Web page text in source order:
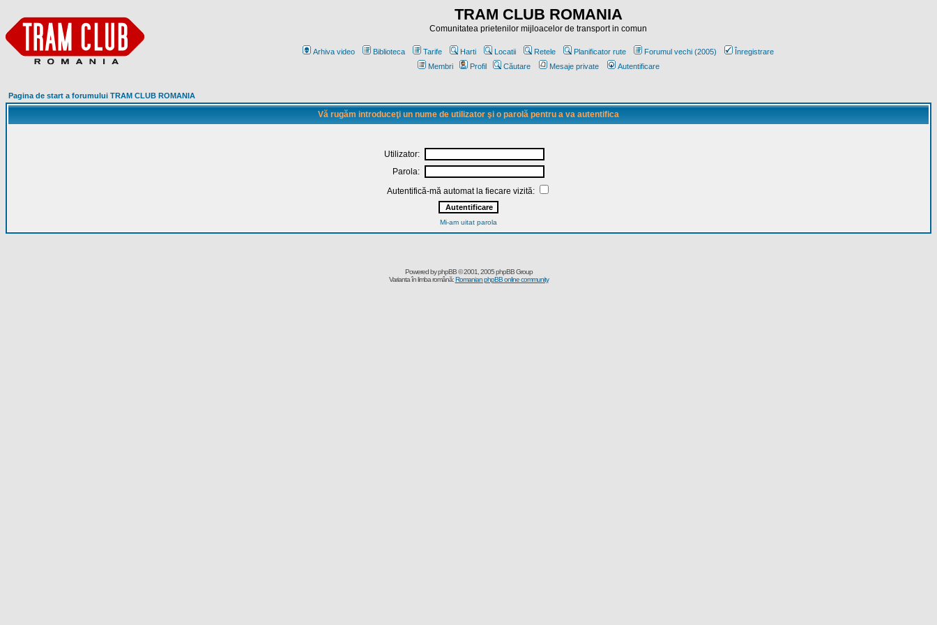
TRAM CLUB ROMANIA
Comunitatea prietenilor mijloacelor de transport in comun
Arhiva video Biblioteca Tarife Harti Locatii Retele Planificator rute Forumul vechi (2005)
Înregistrare
Membri
Profil Căutare Mesaje private Autentificare
Pagina de start a forumului TRAM CLUB ROMANIA
Vă rugăm introduceţi un nume de utilizator şi o parolă pentru a va autentifica
Utilizator:
Parola:
Autentifică-mă automat la fiecare vizită:
Mi-am uitat parola
Powered byphpBB© 2001, 2005 phpBB Group
Varianta în limba română:Romanian phpBB online community